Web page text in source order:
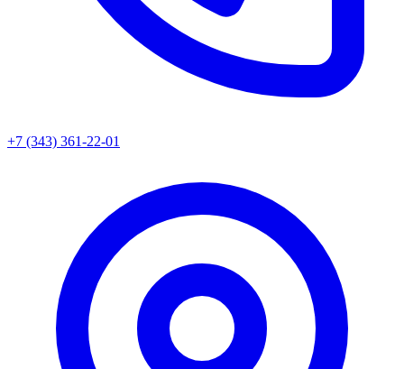
+7 (343) 361-22-01